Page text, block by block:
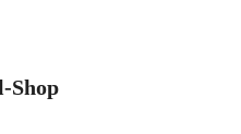
Shop